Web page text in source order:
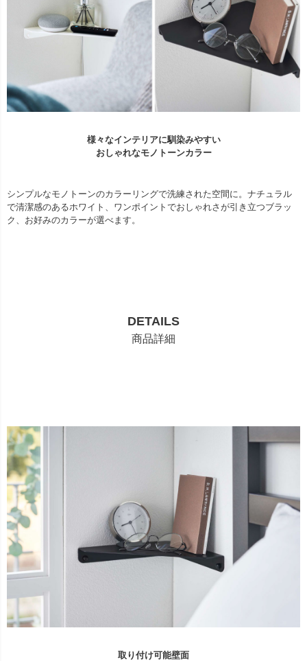
様々なインテリアに馴染みやすい
おしゃれなモノトーンカラー
シンプルなモノトーンのカラーリングで洗練された空間に。ナチュラル
で清潔感のあるホワイト、ワンポイントでおしゃれさが引き立つブラッ
ク、お好みのカラーが選べます。
DETAILS
商品詳細
取り付け可能壁面